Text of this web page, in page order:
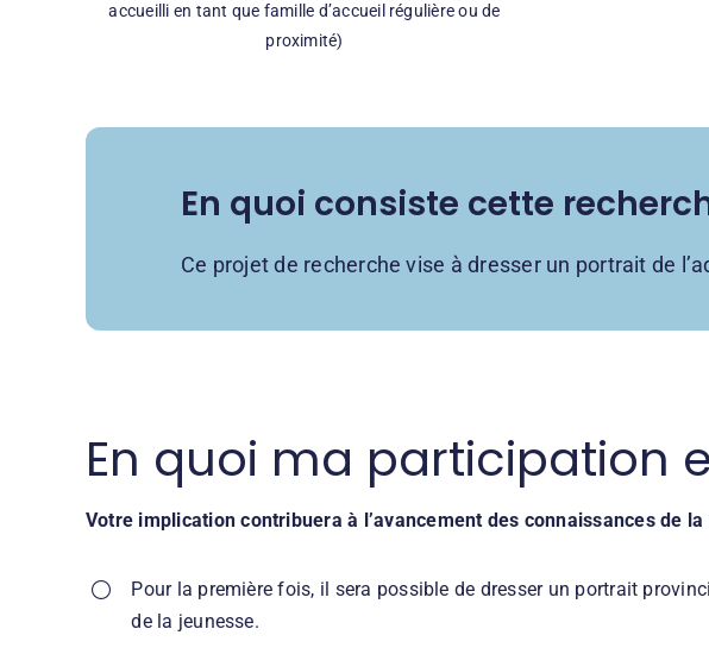
accueilli en tant que famille d’accueil régulière ou de
proximité)
En quoi consiste cette
Ce projet de recherche vise à dresser un portrait de
En quoi ma participation
Votre implication contribuera à l’avancement des connaissances de
Pour la première fois, il sera possible de dresser un portrait
de la jeunesse.